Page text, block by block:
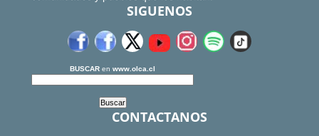
SIGUENOS
BUSCAR en www.olca.cl
CONTACTANOS